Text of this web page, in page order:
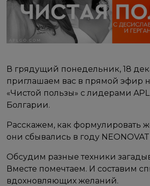
В грядущий понедельник, 18
приглашаем вас в прямой эфир
«Чистой пользы» с лидерами APL
Болгарии.
Расскажем, как формулировать
они сбывались в году
Обсудим разные техники
Вместе помечтаем. И составим
вдохновляющих желаний.